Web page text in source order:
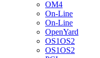
OM4
On-Line
On-Line
OpenYard
OS1OS2
OS1OS2